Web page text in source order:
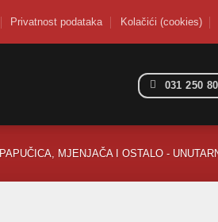
Privatnost podataka Kolačići (cookies)
031 250
MJENJAČA I OSTALO -